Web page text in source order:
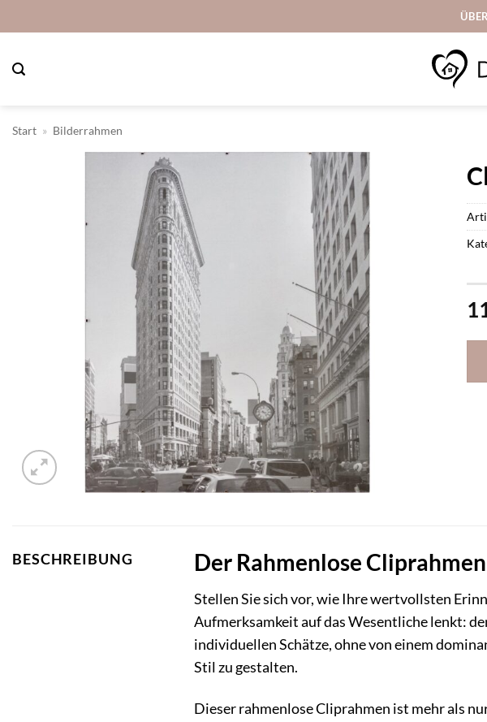
Inhalt
Start » Bilderrahmen
BESCHREIBUNG Der Rahmenlose
Stellen Sie sich vor, wie Ihre wertvollsten
Aufmerksamkeit auf das Wesentliche lenkt:
individuellen Schätze, ohne von einem
Stil zu gestalten.
Dieser rahmenlose Cliprahmen ist mehr als